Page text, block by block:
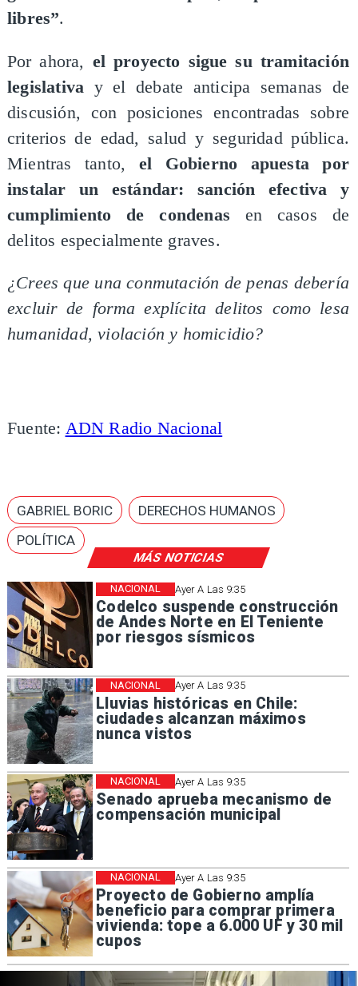
MÁS NOTICIAS
Ayer A Las 9:35
Codelco suspende construcción
de Andes Norte en El Teniente
por riesgos sísmicos
NACIONAL
Ayer A Las 9:35
Lluvias históricas en Chile:
ciudades alcanzan máximos
nunca vistos
NACIONAL
Ayer A Las 9:35
Senado aprueba mecanismo de
compensación municipal
NACIONAL
Ayer A Las 9:35
Proyecto de Gobierno amplía
beneficio para comprar primera
vivienda: tope a 6.000 UF y 30 mil
cupos
NACIONAL
libres”.
Por ahora, el proyecto sigue su tramitación
legislativa y el debate anticipa semanas de
discusión, con posiciones encontradas sobre
criterios de edad, salud y seguridad pública.
Mientras tanto, el Gobierno apuesta por
instalar un estándar: sanción efectiva y
cumplimiento de condenas en casos de
delitos especialmente graves.
¿Crees que una conmutación de penas debería
excluir de forma explícita delitos como lesa
humanidad, violación y homicidio?
Fuente: ADN Radio Nacional
GABRIEL BORIC
DERECHOS HUMANOS
POLÍTICA